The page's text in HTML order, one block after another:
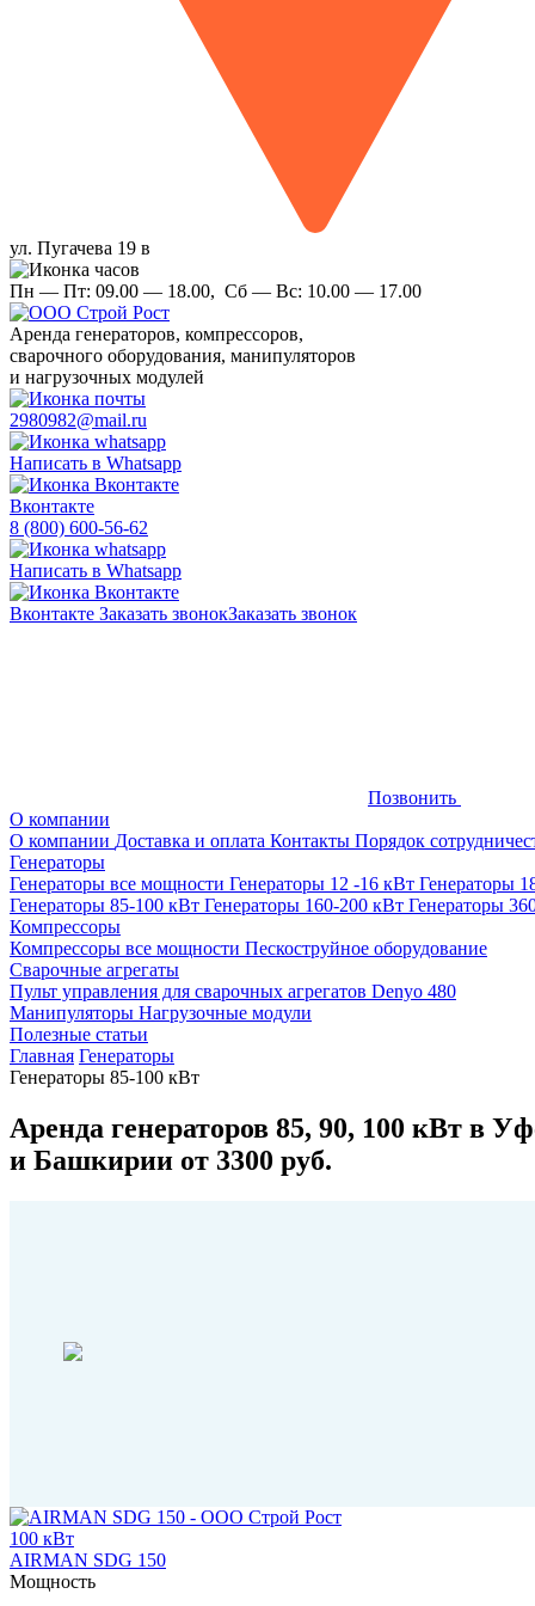
ул. Пугачева 19 в
Пн — Пт: 09.00 — 18.00, Сб — Вс: 10.00 — 17.00
Аренда генераторов, компрессоров,
сварочного оборудования, манипуляторов
и нагрузочных модулей
2980982@mail.ru
Написать в Whatsapp
Вконтакте
8 (800) 600-56-62
Написать в Whatsapp
Вконтакте Заказать звонокЗаказать звонок
Позвонить
О компании
О компании Доставка и оплата Контакты Порядок
Генераторы
Генераторы все мощности Генераторы 12 -16 кВт Генераторы
Генераторы 85-100 кВт Генераторы 160-200 кВт Генераторы
Компрессоры
Компрессоры все мощности Пескоструйное оборудование
Сварочные агрегаты
Пульт управления для сварочных агрегатов Denyo 480
Манипуляторы Нагрузочные модули
Полезные статьи
Главная Генераторы
Генераторы 85-100 кВт
Аренда генераторов 85, 90, 100 кВт в
и Башкирии от 3300 руб.
100 кВт
AIRMAN SDG 150
Мощность